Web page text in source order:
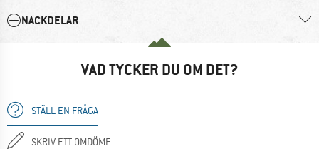
NACKDELAR
VAD TYCKER DU OM DET?
STÄLL EN FRÅGA
SKRIV ETT OMDÖME